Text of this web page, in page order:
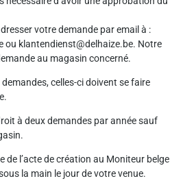
votre demande par email à :
ou klantendienst@delhaize.be. Notre
au magasin concerné.
celles-ci doivent se faire
à deux demandes par année sauf
de l’acte de création au Moniteur belge
la main le jour de votre venue.